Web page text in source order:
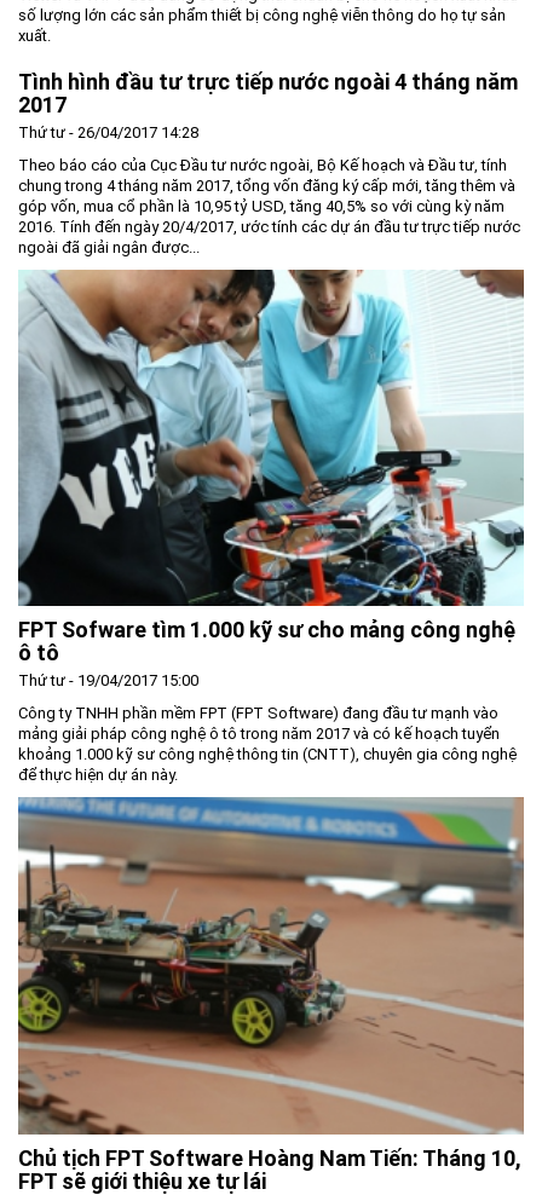
Môi trường
Công nghệ và Sản phẩm
Văn bản khác
số lượng lớn các sản phẩm thiết bị công nghệ viễn thông do họ tự sản
xuất.
Tình hình đầu tư trực tiếp nước ngoài 4 tháng năm
2017
Thứ tư - 26/04/2017 14:28
Theo báo cáo của Cục Đầu tư nước ngoài, Bộ Kế hoạch và Đầu tư, tính
chung trong 4 tháng năm 2017, tổng vốn đăng ký cấp mới, tăng thêm và
góp vốn, mua cổ phần là 10,95 tỷ USD, tăng 40,5% so với cùng kỳ năm
2016. Tính đến ngày 20/4/2017, ước tính các dự án đầu tư trực tiếp nước
ngoài đã giải ngân được...
FPT Sofware tìm 1.000 kỹ sư cho mảng công nghệ
ô tô
Thứ tư - 19/04/2017 15:00
Công ty TNHH phần mềm FPT (FPT Software) đang đầu tư mạnh vào
mảng giải pháp công nghệ ô tô trong năm 2017 và có kế hoạch tuyển
khoảng 1.000 kỹ sư công nghệ thông tin (CNTT), chuyên gia công nghệ
để thực hiện dự án này.
Chủ tịch FPT Software Hoàng Nam Tiến: Tháng 10,
FPT sẽ giới thiệu xe tự lái